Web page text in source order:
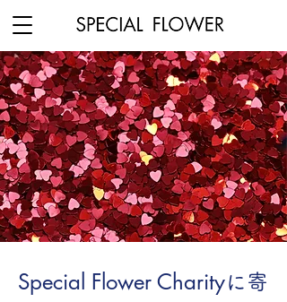
Special Flower Charityに寄